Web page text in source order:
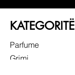
KATEGORITË
Parfume
Grimi